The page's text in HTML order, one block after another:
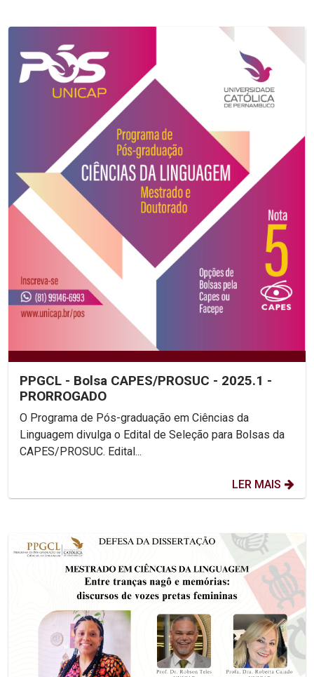
PPGCL - Bolsa CAPES/PROSUC - 2025.1 -
PRORROGADO
O Programa de Pós-graduação em Ciências da
Linguagem divulga o Edital de Seleção para Bolsas da
CAPES/PROSUC. Edital...
LER MAIS